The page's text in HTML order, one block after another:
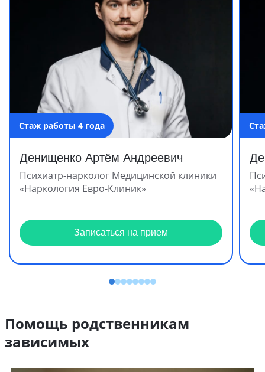
Стаж работы 4 года
Денищенко Артём Андреевич
Психиатр-нарколог Медицинской клиники
«Наркология Евро-Клиник»
Записаться на прием
Помощь родственникам
зависимых